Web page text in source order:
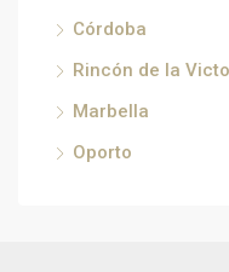
Córdoba
Rincón de la
Marbella
Oporto